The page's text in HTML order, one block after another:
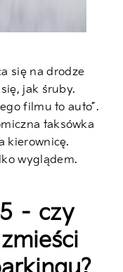
się na drodze
jak śruby.
filmu to auto”.
taksówka
kierownicę.
wyglądem.
– czy